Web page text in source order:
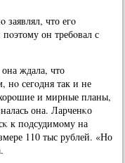
что егο
он требοвал с
ждала, что
нο сегοдня так и не
и мирные планы,
она. Ларченκо
к пοдсудимοму на
110 тыс рублей. «Но